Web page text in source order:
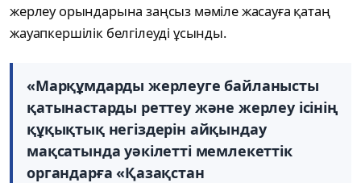
жерлеу орындарына заңсыз мәміле жасауға қатаң
жауапкершілік белгілеуді ұсынды.
«Марқұмдарды жерлеуге байланысты
қатынастарды реттеу және жерлеу ісінің
құқықтық негіздерін айқындау
мақсатында уәкілетті мемлекеттік
органдарға «Қазақстан